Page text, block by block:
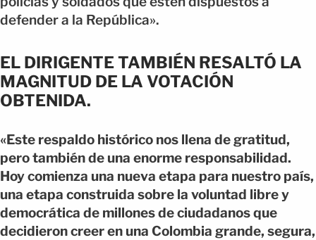
defender a la República».
EL DIRIGENTE TAMBIÉN RESALTÓ LA
MAGNITUD DE LA VOTACIÓN
OBTENIDA.
«Este respaldo histórico nos llena de gratitud,
pero también de una enorme responsabilidad.
Hoy comienza una nueva etapa para nuestro país,
una etapa construida sobre la voluntad libre y
democrática de millones de ciudadanos que
decidieron creer en una Colombia grande, segura,